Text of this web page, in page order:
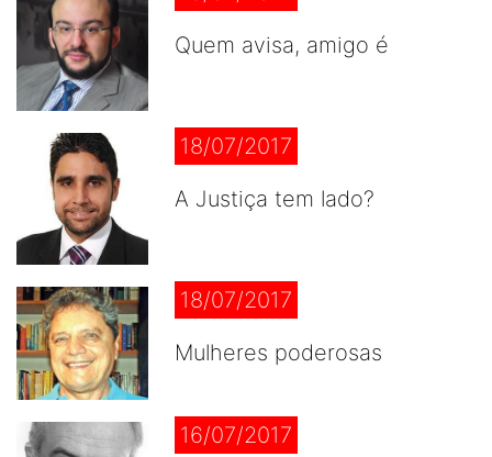
Quem avisa, amigo é
18/07/2017
A Justiça tem lado?
18/07/2017
Mulheres poderosas
16/07/2017